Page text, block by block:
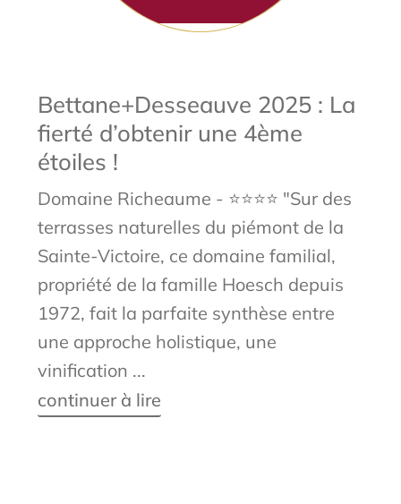
Bettane+Desseauve 2025 : La
fierté d’obtenir une 4ème
étoiles !
Domaine Richeaume - ⭐⭐⭐⭐ "Sur des
terrasses naturelles du piémont de la
Sainte-Victoire, ce domaine familial,
propriété de la famille Hoesch depuis
1972, fait la parfaite synthèse entre
une approche holistique, une
vinification ...
continuer à lire